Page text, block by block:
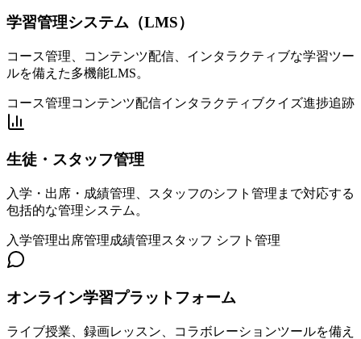
学習管理システム（LMS）
コース管理、コンテンツ配信、インタラクティブな学習ツー
ルを備えた多機能LMS。
コース管理コンテンツ配信インタラクティブクイズ進捗追跡
生徒・スタッフ管理
入学・出席・成績管理、スタッフのシフト管理まで対応する
包括的な管理システム。
入学管理出席管理成績管理スタッフ シフト管理
オンライン学習プラットフォーム
ライブ授業、録画レッスン、コラボレーションツールを備え